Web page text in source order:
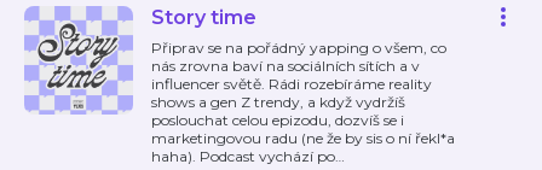
Story time
Připrav se na pořádný yapping o všem, co
nás zrovna baví na sociálních sítích a v
influencer světě. Rádi rozebíráme reality
shows a gen Z trendy, a když vydržíš
poslouchat celou epizodu, dozvíš se i
marketingovou radu (ne že by sis o ní řekl*a
haha). Podcast vychází po…